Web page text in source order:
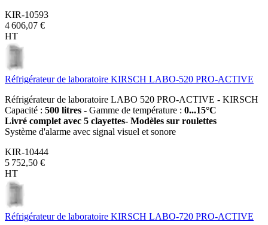
KIR-10593
4 606,07 €
HT
Réfrigérateur de laboratoire KIRSCH LABO-520 PRO-ACTIVE
Réfrigérateur de laboratoire LABO 520 PRO-ACTIVE - KIRSCH
Capacité : 500 litres - Gamme de température : 0...15°C
Livré complet avec 5 clayettes- Modèles sur roulettes
Système d'alarme avec signal visuel et sonore
KIR-10444
5 752,50 €
HT
Réfrigérateur de laboratoire KIRSCH LABO-720 PRO-ACTIVE